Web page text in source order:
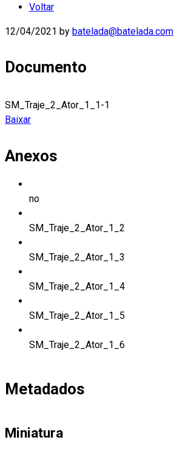
Voltar
12/04/2021 by batelada@batelada.com
Documento
SM_Traje_2_Ator_1_1-1
Baixar
Anexos
no
SM_Traje_2_Ator_1_2
SM_Traje_2_Ator_1_3
SM_Traje_2_Ator_1_4
SM_Traje_2_Ator_1_5
SM_Traje_2_Ator_1_6
Metadados
Miniatura